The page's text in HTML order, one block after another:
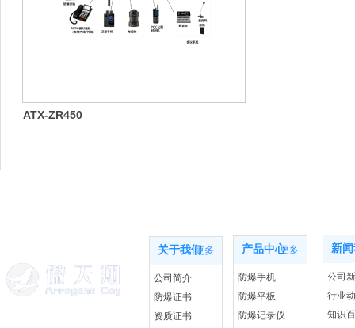
ATX-ZR450
关于我们更多
公司简介
防爆证书
资质证书
产品中心更多
防爆手机
防爆平板
防爆记录仪
新
公司
行业
知识